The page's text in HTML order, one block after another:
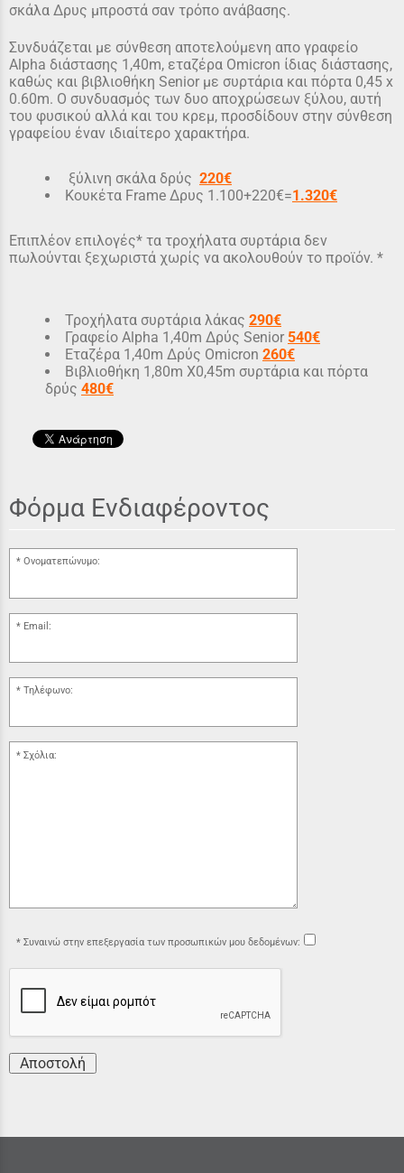
σκάλα Δρυς μπροστά σαν τρόπο ανάβασης.
Συνδυάζεται με σύνθεση αποτελούμενη απο γραφείο
Alpha διάστασης 1,40m, εταζέρα Omicron ίδιας διάστασης,
καθώς και βιβλιοθήκη Senior με συρτάρια και πόρτα 0,45 x
0.60m. Ο συνδυασμός των δυο αποχρώσεων ξύλου, αυτή
του φυσικού αλλά και του κρεμ, προσδίδουν στην σύνθεση
γραφείου έναν ιδιαίτερο χαρακτήρα.
ξύλινη σκάλα δρύς 220€
Κουκέτα Frame Δρυς 1.100+220€=1.320€
Επιπλέον επιλογές* τα τροχήλατα συρτάρια δεν
πωλούνται ξεχωριστά χωρίς να ακολουθούν το προϊόν. *
Τροχήλατα συρτάρια λάκας 290€
Γραφείο Alpha 1,40m Δρύς Senior 540€
Εταζέρα 1,40m Δρύς Omicron 260€
Βιβλιοθήκη 1,80m X0,45m συρτάρια και πόρτα
δρύς 480€
Φόρμα Ενδιαφέροντος
Ονοματεπώνυμο:
Email:
Τηλέφωνο:
Σχόλια:
Συναινώ στην επεξεργασία των προσωπικών μου δεδομένων:
Αποστολή